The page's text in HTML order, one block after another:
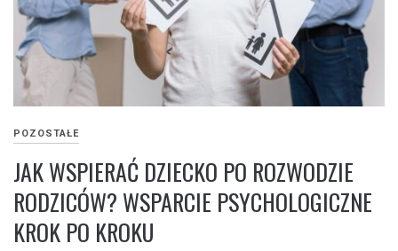
POZOSTAŁE
JAK WSPIERAĆ DZIECKO PO ROZWODZIE
RODZICÓW? WSPARCIE PSYCHOLOGICZNE
KROK PO KROKU